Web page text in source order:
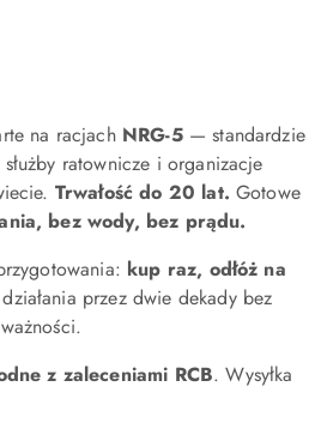
na racjach NRG-5— standardzie
ratownicze i organizacje
Trwałość do 20 lat. Gotowe
bez wody, bez prądu.
kup raz, odłóż na
przez dwie dekady bez
z zaleceniami RCB. Wysyłka